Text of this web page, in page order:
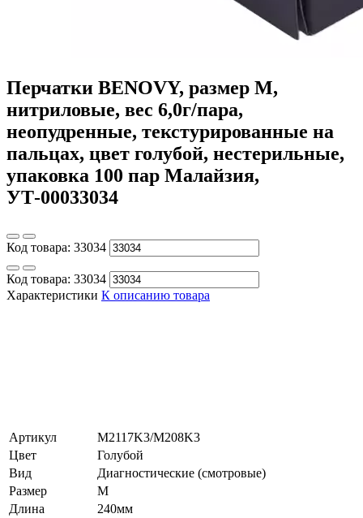
Перчатки BENOVY, размер M,
нитриловые, вес 6,0г/пара,
неопудренные, текстурированные на
пальцах, цвет голубой, нестерильные,
упаковка 100 пар Малайзия,
УТ-00033034
Код товара: 33034
Код товара: 33034
Характеристики К описанию товара
Артикул
M2117K3/M208K3
Цвет
Голубой
Вид
Диагностические (смотровые)
Размер
M
Длина
240мм